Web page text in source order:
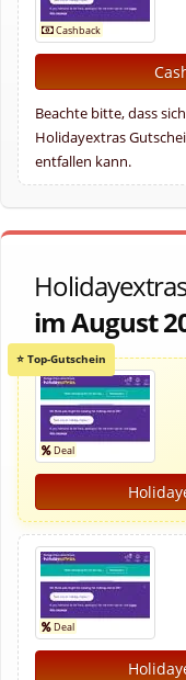
Beachte bitte, dass
Holidayextras
entfallen kann.
im August